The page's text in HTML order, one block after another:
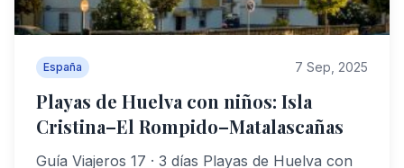
España 7 Sep, 2025
Playas de Huelva con niños: Isla
Cristina–El Rompido–Matalascañas
Guía Viajeros 17 · 3 días Playas de Huelva con